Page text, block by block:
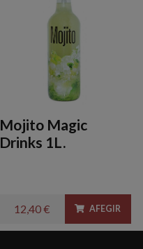
Mojito Magic
Drinks 1L.
12,40 € AFEGIR